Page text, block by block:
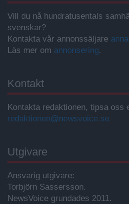
Vill du nå hundratusentals
svenskar?
Kontakta vår annonssäljare
Läs mer om annonsering.
Kontakt
Kontakta redaktionen, tipsa oss
redaktionen@newsvoice.se
Utgivare
Ansvarig utgivare:
Torbjörn Sassersson.
NewsVoice grundades 2011.